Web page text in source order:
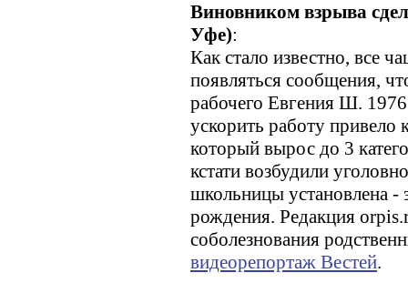
Виновником взрыва
Уфе):
Как стало известно, все
появляться сообщения,
рабочего Евгения Ш.
ускорить работу
который вырос до 3
кстати возбудили
школьницы установлена -
рождения. Редакция
соболезнования
видеорепортаж Вестей.